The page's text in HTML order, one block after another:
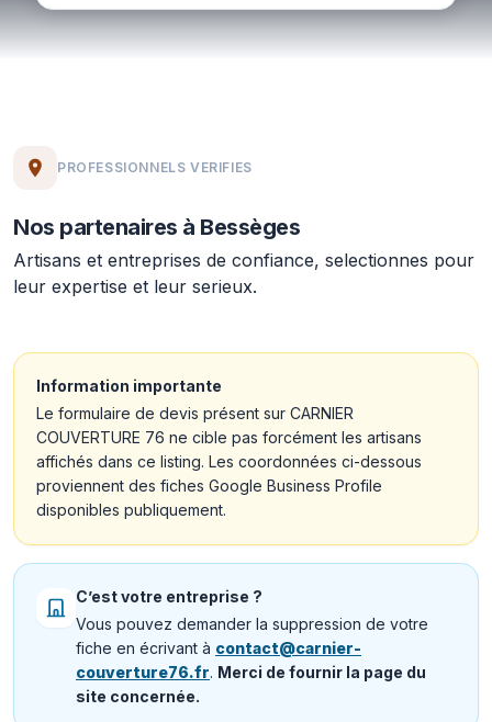
PROFESSIONNELS VERIFIES
Nos partenaires à Bessèges
Artisans et entreprises de confiance, selectionnes pour
leur expertise et leur serieux.
Information importante
Le formulaire de devis présent sur CARNIER
COUVERTURE 76 ne cible pas forcément les artisans
affichés dans ce listing. Les coordonnées ci-dessous
proviennent des fiches Google Business Profile
disponibles publiquement.
C’est votre entreprise ?
Vous pouvez demander la suppression de votre
fiche en écrivant à contact@carnier-
couverture76.fr. Merci de fournir la page du
site concernée.